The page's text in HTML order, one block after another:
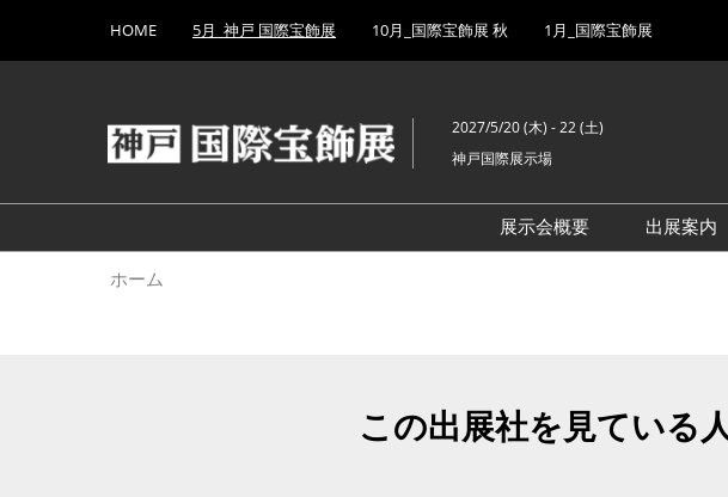
キ
し
て
to
HOME 5月_神戸 国際宝飾展 10月_国際宝飾展 秋 1月_国際宝飾展
2027/5/20 (木) - 22 (土)
神戸国際展示場
展示会概要
出展案内
ホーム
この出展社を見ている